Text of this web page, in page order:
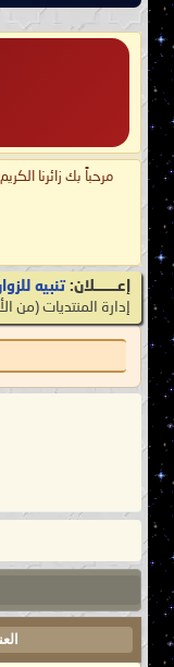
مرحباً بك زائرنا
إعـــــــلان: تنبيه
إدارة المنتديات ‏(من